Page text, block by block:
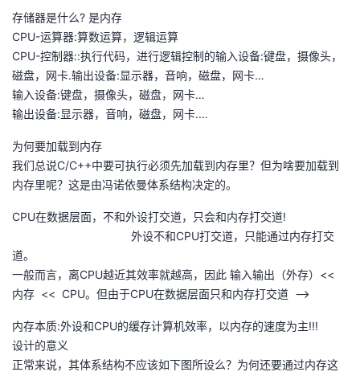
客
论
坛
的
圈
子
我
的
直
播
我
的
活
动
我
的
关
注
课
程
的
认
证
我
的
实
验
我
的
收
的
技
术
支
持
我
的
云
声
建
议
存储器是什么? 是内存
CPU-运算器:算数运算，逻辑运算
CPU-控制器::执行代码，进行逻辑控制的输入设备:键盘，摄像头，
磁盘，网卡.输出设备:显示器，音响，磁盘，网卡…
输入设备:键盘，摄像头，磁盘，网卡…
输出设备:显示器，音响，磁盘，网卡.…
为何要加载到内存
我们总说C/C++中要可执行必须先加载到内存里？但为啥要加载到
内存里呢？这是由冯诺依曼体系结构决定的。
CPU在数据层面，不和外设打交道，只会和内存打交道!
外设不和CPU打交道，只能通过内存打交
道。
一般而言，离CPU越近其效率就越高，因此 输入输出（外存）<<
内存 << CPU。但由于CPU在数据层面只和内存打交道 -->
内存本质:外设和CPU的缓存计算机效率，以内存的速度为主!!!
设计的意义
正常来说，其体系结构不应该如下图所设么？为何还要通过内存这